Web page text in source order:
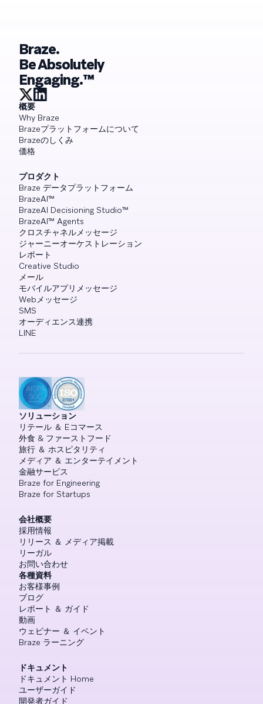
Braze.
Be Absolutely
Engaging.™
概要
Why Braze
Brazeプラットフォームについて
Brazeのしくみ
価格
プロダクト
Braze データプラットフォーム
BrazeAI™
BrazeAI Decisioning Studio™
BrazeAI™ Agents
クロスチャネルメッセージ
ジャーニーオーケストレーション
レポート
Creative Studio
メール
モバイルアプリメッセージ
Webメッセージ
SMS
オーディエンス連携
LINE
ソリューション
リテール ＆ Eコマース
外食 & ファーストフード
旅行 ＆ ホスピタリティ
メディア ＆ エンターテイメント
金融サービス
Braze for Engineering
Braze for Startups
会社概要
採用情報
リリース ＆ メディア掲載
リーガル
お問い合わせ
各種資料
お客様事例
ブログ
レポート ＆ ガイド
動画
ウェビナー ＆ イベント
Braze ラーニング
ドキュメント
ドキュメント Home
ユーザーガイド
開発者ガイド